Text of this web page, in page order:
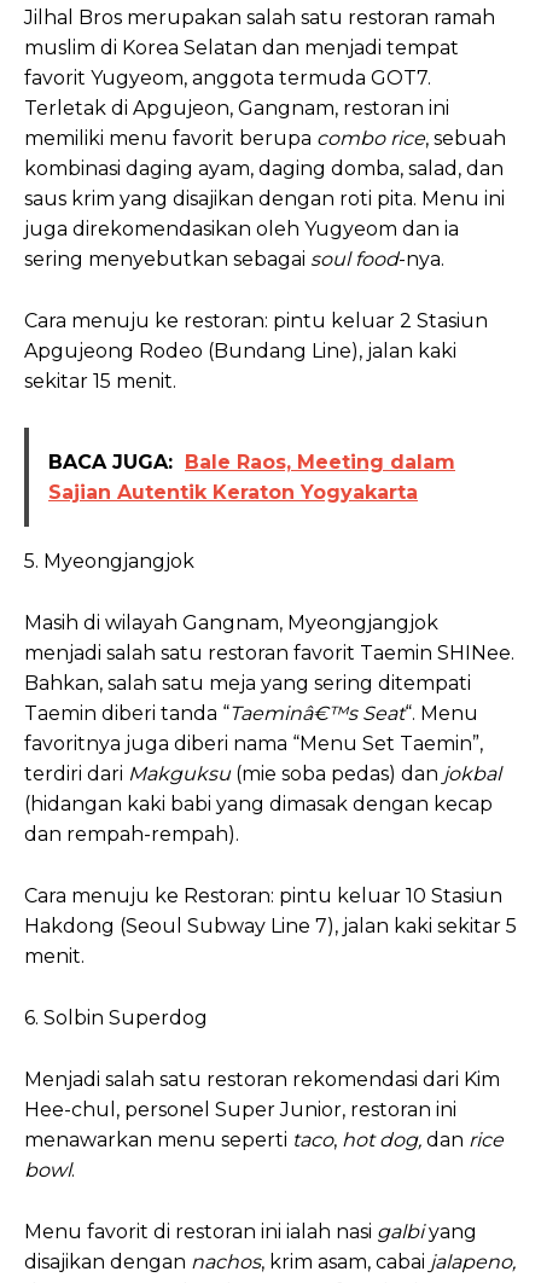
Jilhal Bros merupakan salah satu restoran ramah
muslim di Korea Selatan dan menjadi tempat
favorit Yugyeom, anggota termuda GOT7.
Terletak di Apgujeon, Gangnam, restoran ini
memiliki menu favorit berupa combo rice, sebuah
kombinasi daging ayam, daging domba, salad, dan
saus krim yang disajikan dengan roti pita. Menu ini
juga direkomendasikan oleh Yugyeom dan ia
sering menyebutkan sebagai soul food-nya.
Cara menuju ke restoran: pintu keluar 2 Stasiun
Apgujeong Rodeo (Bundang Line), jalan kaki
sekitar 15 menit.
BACA JUGA:
Bale Raos, Meeting dalam
Sajian Autentik Keraton Yogyakarta
5. Myeongjangjok
Masih di wilayah Gangnam, Myeongjangjok
menjadi salah satu restoran favorit Taemin SHINee.
Bahkan, salah satu meja yang sering ditempati
Taemin diberi tanda “Taeminâ€™s Seat“. Menu
favoritnya juga diberi nama “Menu Set Taemin”,
terdiri dari Makguksu (mie soba pedas) dan jokbal
(hidangan kaki babi yang dimasak dengan kecap
dan rempah-rempah).
Cara menuju ke Restoran: pintu keluar 10 Stasiun
Hakdong (Seoul Subway Line 7), jalan kaki sekitar 5
menit.
6. Solbin Superdog
Menjadi salah satu restoran rekomendasi dari Kim
Hee-chul, personel Super Junior, restoran ini
menawarkan menu seperti taco, hot dog, dan rice
bowl.
Menu favorit di restoran ini ialah nasi galbiyang
disajikan dengan nachos, krim asam, cabai jalapeno,